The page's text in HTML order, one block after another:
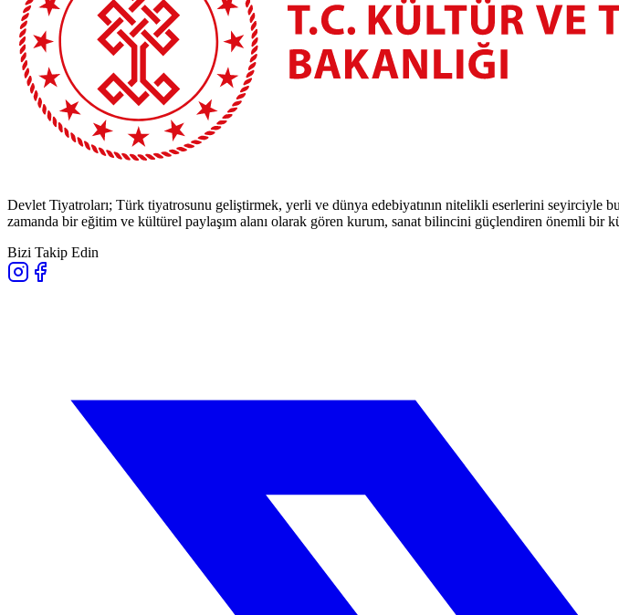
Devlet Tiyatroları; Türk tiyatrosunu geliştirmek, yerli ve dünya edebiyatının nitelikli eserlerini seyirciyle
zamanda bir eğitim ve kültürel paylaşım alanı olarak gören kurum, sanat bilincini güçlendiren önemli bir
Bizi Takip Edin